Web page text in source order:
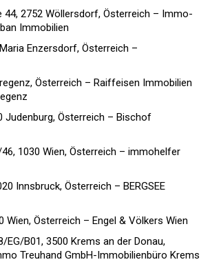
44, 2752 Wöllersdorf, Österreich – Immo-
Immobilien
Enzersdorf, Österreich –
Österreich – Raiffeisen Immobilien
Judenburg, Österreich – Bischof
1030 Wien, Österreich – immohelfer
Innsbruck, Österreich – BERGSEE
Wien, Österreich – Engel & Völkers Wien
EG/B01, 3500 Krems an der Donau,
Treuhand GmbH-Immobilienbüro Krems